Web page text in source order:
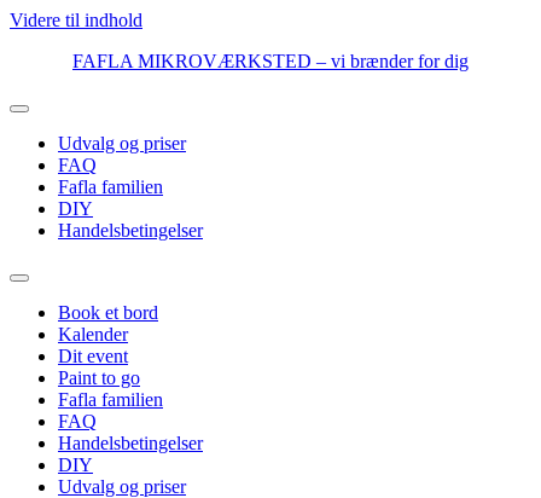
Videre til indhold
FAFLA MIKROVÆRKSTED – vi brænder for dig
Udvalg og priser
FAQ
Fafla familien
DIY
Handelsbetingelser
Book et bord
Kalender
Dit event
Paint to go
Fafla familien
FAQ
Handelsbetingelser
DIY
Udvalg og priser